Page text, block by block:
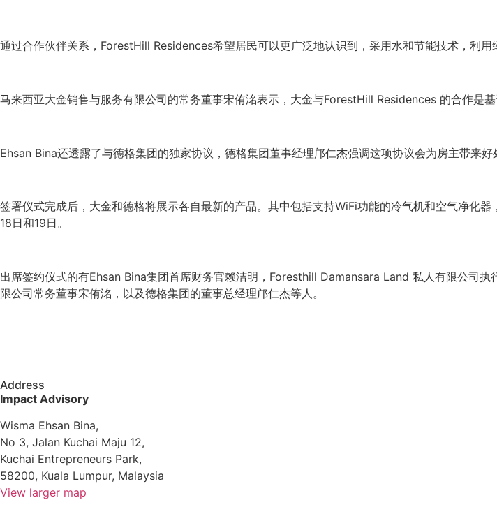
通过合作伙伴关系，ForestHill Residences希望居民可以更广泛地认识到，采用水和节能技术，利用
马来西亚大金销售与服务有限公司的常务董事宋侑洺表示，大金与ForestHill Residences 的合作是基
Ehsan Bina还透露了与德格集团的独家协议，德格集团董事经理邝仁杰强调这项协议会为房主带来
签署仪式完成后，大金和德格将展示各自最新的产品。其中包括支持WiFi功能的冷气机和空气净化
18日和19日。
出席签约仪式的有Ehsan Bina集团首席财务官赖洁明，Foresthill Damansara Land 私人有限公司
限公司常务董事宋侑洺，以及德格集团的董事总经理邝仁杰等人。
Address
Impact Advisory
Wisma Ehsan Bina,
No 3, Jalan Kuchai Maju 12,
Kuchai Entrepreneurs Park,
58200, Kuala Lumpur, Malaysia
View larger map